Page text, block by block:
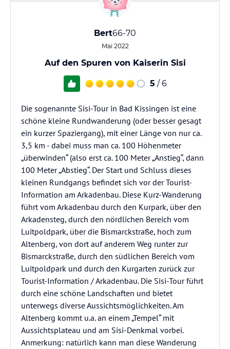
Bert66-70
Mai 2022
Auf den Spuren von Kaiserin Sisi
5 / 6
Die sogenannte Sisi-Tour in Bad Kissingen ist eine
schöne kleine Rundwanderung (oder besser gesagt
ein kurzer Spaziergang), mit einer Länge von nur ca.
3,5 km - dabei muss man ca. 100 Höhenmeter
„überwinden“ (also erst ca. 100 Meter „Anstieg“, dann
100 Meter „Abstieg“. Der Start und Schluss dieses
kleinen Rundgangs befindet sich vor der Tourist-
Information am Arkadenbau. Diese Kurz-Wanderung
führt vom Arkadenbau durch den Kurpark, über den
Arkadensteg, durch den nördlichen Bereich vom
Luitpoldpark, über die Bismarckstraße, hoch zum
Altenberg, von dort auf anderem Weg runter zur
Bismarckstraße, durch den südlichen Bereich vom
Luitpoldpark und durch den Kurgarten zurück zur
Tourist-Information / Arkadenbau. Die Sisi-Tour führt
durch eine schöne Landschaften und bietet
unterwegs diverse Aussichtsmöglichkeiten. Am
Altenberg kommt u.a. an einem „Tempel“ mit
Aussichtsplateau und am Sisi-Denkmal vorbei.
Anmerkung: natürlich kann man diese Wanderung